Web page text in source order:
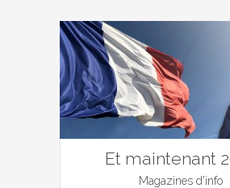
Et maintenant
Magazines d'info